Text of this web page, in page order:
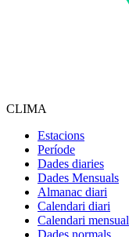
CLIMA
Estacions
Període
Dades diaries
Dades Mensuals
Almanac diari
Calendari diari
Calendari mensual
Dades normals